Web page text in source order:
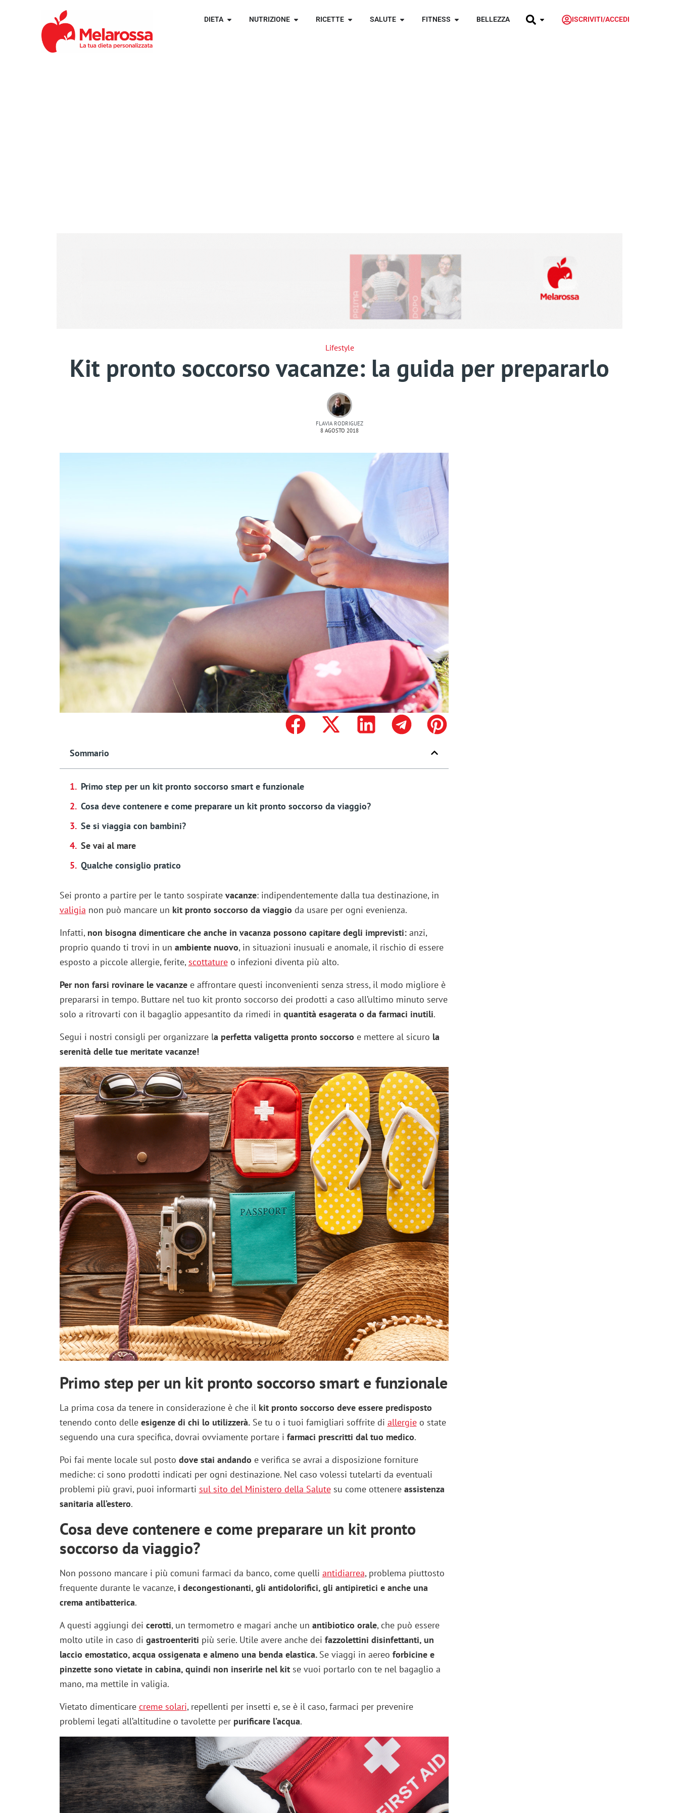
DIETA NUTRIZIONE RICETTE SALUTE FITNESS BELLEZZA ISCRIVITI/ACCEDI
Lifestyle
Kit pronto soccorso vacanze: la guida per prepararlo
FLAVIA RODRIGUEZ
8 AGOSTO 2018
Sommario
Primo step per un kit pronto soccorso smart e funzionale
Cosa deve contenere e come preparare un kit pronto soccorso da viaggio?
Se si viaggia con bambini?
Se vai al mare
Qualche consiglio pratico
Sei pronto a partire per le tanto sospirate vacanze: indipendentemente dalla tua destinazione, in
valigia non può mancare un kit pronto soccorso da viaggio da usare per ogni evenienza.
Infatti, non bisogna dimenticare che anche in vacanza possono capitare degli imprevisti: anzi,
proprio quando ti trovi in un ambiente nuovo, in situazioni inusuali e anomale, il rischio di essere
esposto a piccole allergie, ferite, scottatureo infezioni diventa più alto.
Per non farsi rovinare le vacanzee affrontare questi inconvenienti senza stress, il modo migliore è
prepararsi in tempo. Buttare nel tuo kit pronto soccorso dei prodotti a caso all’ultimo minuto serve
solo a ritrovarti con il bagaglio appesantito da rimedi in quantità esagerata o da farmaci inutili.
Segui i nostri consigli per organizzare la perfetta valigetta pronto soccorso e mettere al sicuro la
serenità delle tue meritate vacanze!
Primo step per un kit pronto soccorso smart e funzionale
La prima cosa da tenere in considerazione è che il kit pronto soccorso deve essere predisposto
tenendo conto delle esigenze di chi lo utilizzerà.Se tu o i tuoi famigliari soffrite di allergieo state
seguendo una cura specifica, dovrai ovviamente portare i farmaci prescritti dal tuo medico.
Poi fai mente locale sul posto dove stai andando e verifica se avrai a disposizione forniture
mediche: ci sono prodotti indicati per ogni destinazione. Nel caso volessi tutelarti da eventuali
problemi più gravi, puoi informarti sul sito del Ministero della Salutesu come ottenere assistenza
sanitaria all’estero.
Cosa deve contenere e come preparare un kit pronto
soccorso da viaggio?
Non possono mancare i più comuni farmaci da banco, come quelli antidiarrea, problema piuttosto
frequente durante le vacanze, i decongestionanti, gli antidolorifici, gli antipiretici e anche una
crema antibatterica.
A questi aggiungi dei cerotti, un termometro e magari anche un antibiotico orale, che può essere
molto utile in caso di gastroenteriti più serie. Utile avere anche dei fazzolettini disinfettanti, un
laccio emostatico, acqua ossigenata e almeno una benda elastica. Se viaggi in aereo forbicine e
pinzette sono vietate in cabina, quindi non inserirle nel kitse vuoi portarlo con te nel bagaglio a
mano, ma mettile in valigia.
Vietato dimenticare creme solari, repellenti per insetti e, se è il caso, farmaci per prevenire
problemi legati all’altitudine o tavolette per purificare l’acqua.